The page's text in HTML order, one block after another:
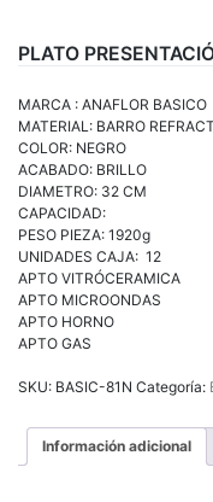
PLATO
MARCA : ANAFLOR BASICO
MATERIAL: BARRO
COLOR: NEGRO
ACABADO: BRILLO
DIAMETRO: 32 CM
CAPACIDAD:
PESO PIEZA: 1920g
UNIDADES CAJA: 12
APTO VITRÓCERAMICA
APTO MICROONDAS
APTO HORNO
APTO GAS
SKU: BASIC-81N Categoría:
Información adicional